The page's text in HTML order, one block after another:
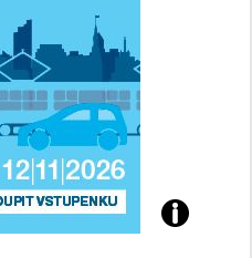
Přijďte